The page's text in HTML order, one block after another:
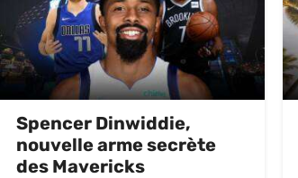
Spencer Dinwiddie,
nouvelle arme secrète
des Mavericks